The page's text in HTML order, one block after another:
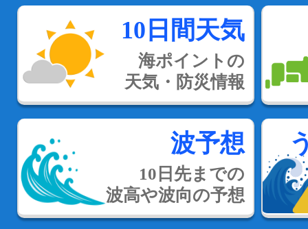
10日間天気
海ポイントの
天気・防災情報
波予想
10日先までの
波高や波向の予想